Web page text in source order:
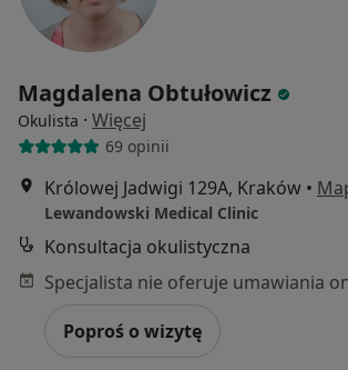
Magdalena Obtułowicz
Okulista · Więcej
69 opinii
Królowej Jadwigi 129A, Kraków •
Lewandowski Medical Clinic
Konsultacja okulistyczna
Poproś o wizytę